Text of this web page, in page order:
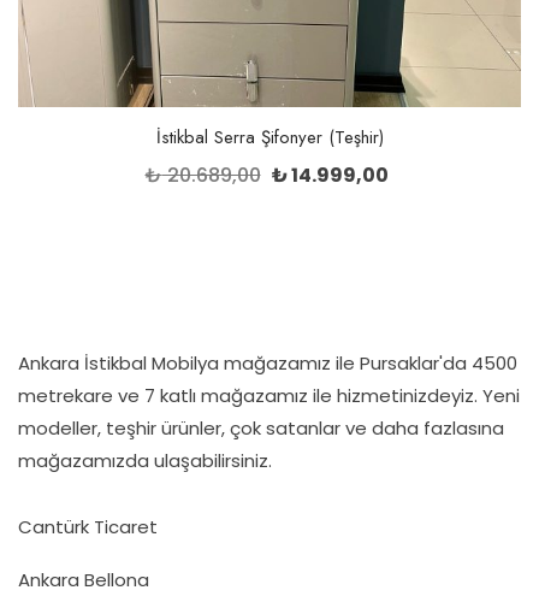
İstikbal Serra Şifonyer (Teşhir)
₺20.689,00 Orijinal
₺14.999,00
Ankara İstikbal Mobilya mağazamız ile Pursaklar'da 4500
metrekare ve 7 katlı mağazamız ile hizmetinizdeyiz. Yeni
modeller, teşhir ürünler, çok satanlar ve daha fazlasına
mağazamızda ulaşabilirsiniz.
Cantürk Ticaret
Ankara Bellona